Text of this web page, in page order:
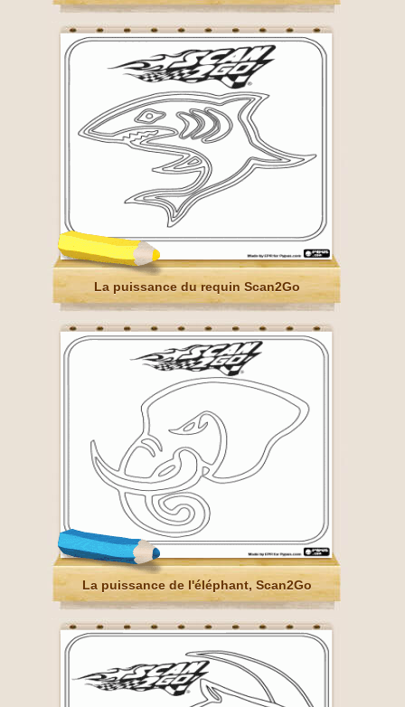
La puissance du requin Scan2Go
La puissance de l'éléphant, Scan2Go